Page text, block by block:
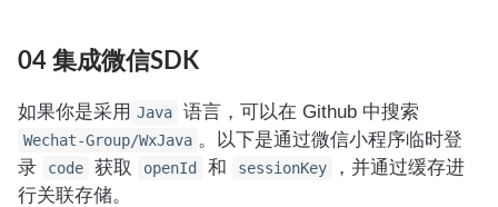
04 集成微信SDK
如果你是采用 Java 语言，可以在 Github 中搜索
Wechat-Group/WxJava 。以下是通过微信小程序临时登
录
code 获取 openId 和 sessionKey
，并通过缓存进
行关联存储。